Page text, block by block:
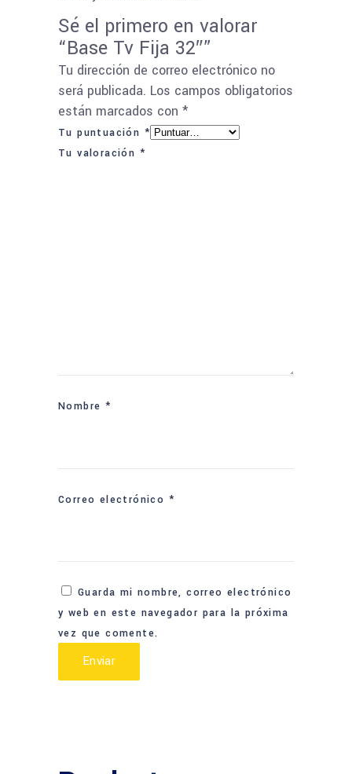
Sé el primero en valorar
“Base Tv Fija 32″”
Tu dirección de correo electrónico no
será publicada. Los campos obligatorios
están marcados con *
Tu puntuación *
Tu valoración *
Nombre *
Correo electrónico *
Guarda mi nombre, correo electrónico
y web en este navegador para la próxima
vez que comente.